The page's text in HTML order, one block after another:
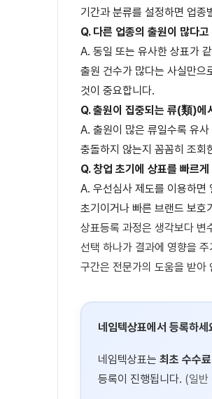
기간과 분류를 설정하면 업종
Q. 다른 업종의 출원이 많다
A. 동일 또는 유사한 상표가
출원 건수가 많다는 사실만으
것이 중요합니다.
Q. 출원이 집중되는 류(類)에
A. 출원이 많은 류일수록 유
충돌하지 않는지 꼼꼼히 조회
Q. 창업 초기에 상표를 빠르
A. 우선심사 제도를 이용하면
초기이거나 빠른 브랜드 보호
상표등록 과정은 생각보다 변
선택 하나가 결과에 영향을
구간은 전문가의 도움을 받아
네임텍상표에서 등록하세
네임텍상표는 최초 수수
등록이 진행됩니다. (일반